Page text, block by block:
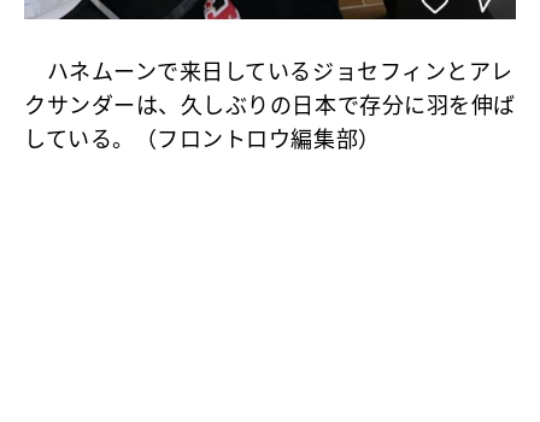
ハネムーンで来日しているジョセフィンとアレ
クサンダーは、久しぶりの日本で存分に羽を伸ば
している。（フロントロウ編集部）